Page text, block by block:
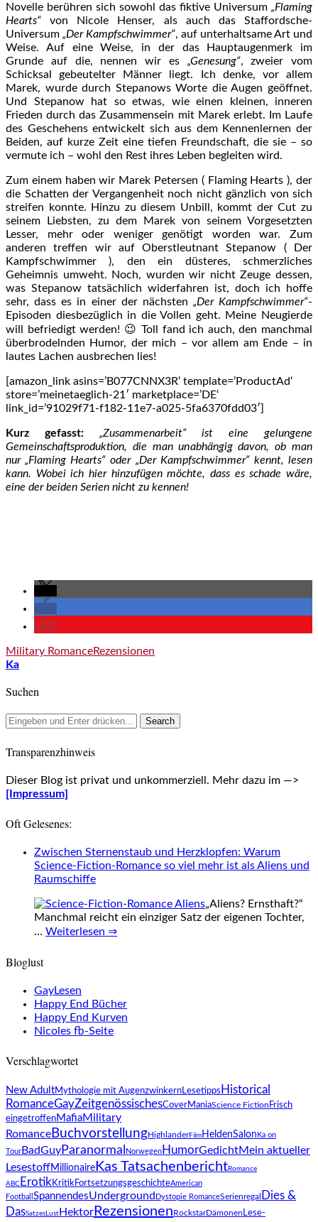
Novelle berühren sich sowohl das fiktive Universum „Flaming
Hearts“ von Nicole Henser, als auch das Staffordsche-
Universum „Der Kampfschwimmer“, auf unterhaltsame Art und
Weise. Auf eine Weise, in der das Hauptaugenmerk im
Grunde auf die, nennen wir es „Genesung“, zweier vom
Schicksal gebeutelter Männer liegt. Ich denke, vor allem
Marek, wurde durch Stepanows Worte die Augen geöffnet.
Und Stepanow hat so etwas, wie einen kleinen, inneren
Frieden durch das Zusammensein mit Marek erlebt. Im Laufe
des Geschehens entwickelt sich aus dem Kennenlernen der
Beiden, auf kurze Zeit eine tiefen Freundschaft, die sie – so
vermute ich – wohl den Rest ihres Leben begleiten wird.
Zum einem haben wir Marek Petersen ( Flaming Hearts ), der
die Schatten der Vergangenheit noch nicht gänzlich von sich
streifen konnte. Hinzu zu diesem Unbill, kommt der Cut zu
seinem Liebsten, zu dem Marek von seinem Vorgesetzten
Lesser, mehr oder weniger genötigt worden war. Zum
anderen treffen wir auf Oberstleutnant Stepanow ( Der
Kampfschwimmer ), den ein düsteres, schmerzliches
Geheimnis umweht. Noch, wurden wir nicht Zeuge dessen,
was Stepanow tatsächlich widerfahren ist, doch ich hoffe
sehr, dass es in einer der nächsten „Der Kampfschwimmer“-
Episoden diesbezüglich in die Vollen geht. Meine Neugierde
will befriedigt werden! 😉 Toll fand ich auch, den manchmal
überbrodelnden Humor, der mich – vor allem am Ende – in
lautes Lachen ausbrechen lies!
[amazon_link asins=’B077CNNX3R‘ template=’ProductAd‘
store=’meinetaeglich-21′ marketplace=’DE‘
link_id=’91029f71-f182-11e7-a025-5fa6370fdd03′]
Kurz gefasst:
„Zusammenarbeit“ ist eine gelungene
Gemeinschaftsproduktion, die man unabhängig davon, ob man
nur „Flaming Hearts“ oder „Der Kampfschwimmer“ kennt, lesen
kann. Wobei ich hier hinzufügen möchte, dass es schade wäre,
eine der beiden Serien nicht zu kennen!
Military RomanceRezensionen
Ka
Suchen
Transparenzhinweis
Dieser Blog ist privat und unkommerziell. Mehr dazu im —>
[Impressum]
Oft Gelesenes:
Zwischen Sternenstaub und Herzklopfen: Warum
Science-Fiction-Romance so viel mehr ist als Aliens und
Raumschiffe
„Aliens? Ernsthaft?“
Manchmal reicht ein einziger Satz der eigenen Tochter,
… Weiterlesen ⇒
Bloglust
GayLesen
Happy End Bücher
Happy End Kurven
Nicoles fb-Seite
Verschlagwortet
New AdultMythologie mit AugenzwinkernLesetipps Historical
RomanceGayZeitgenössischesCoverManiaScience Fiction Frisch
eingetroffenMafiaMilitary
RomanceBuchvorstellungHighlanderFilm HeldenSalon Ka on
Tour BadGuyParanormal Norwegen HumorGedichtMein aktueller
LesestoffMillionaire Kas TatsachenberichtRomance
ABC ErotikKritikFortsetzungsgeschichteAmerican
Football SpannendesUnderground Dystopie RomanceSerienregal Dies &
DasSatzesLust HektorRezensionen RockstarDämonen Lese-